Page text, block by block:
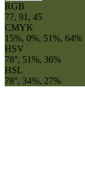
RGB
77, 91, 45
CMYK
15%, 0%, 51%, 64%
HSV
78°, 51%, 36%
HSL
78°, 34%, 27%